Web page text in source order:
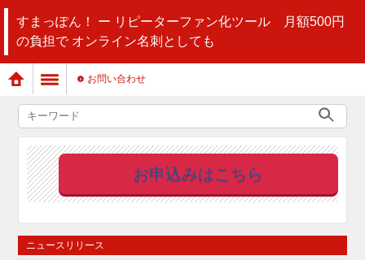
すまっぽん！ ー リピーターファン化ツール 月額500円
の負担で オンライン名刺としても
お問い合わせ
お申込みはこちら
ニュースリリース